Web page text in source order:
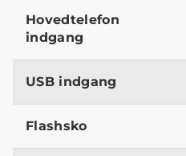
Hovedtelefon
indgang
USB indgang
Flashsko